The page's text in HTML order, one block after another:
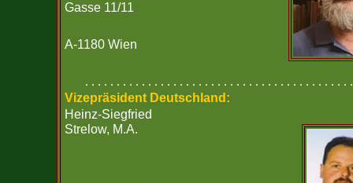
Gasse 11/11
A-1180 Wien
. . . . . . . . . . . . . . . . . . . . . . . . . . . . . . . . . . . . . . . . .
Vizepräsident Deutschland:
Heinz-Siegfried
Strelow, M.A.